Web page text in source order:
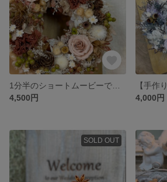
4,500円
4,000円
SOLD OUT